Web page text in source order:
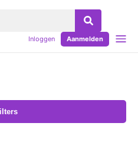
Inloggen Aanmelden